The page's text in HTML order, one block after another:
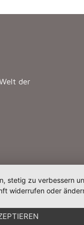
der
stetig zu verbessern
widerrufen oder